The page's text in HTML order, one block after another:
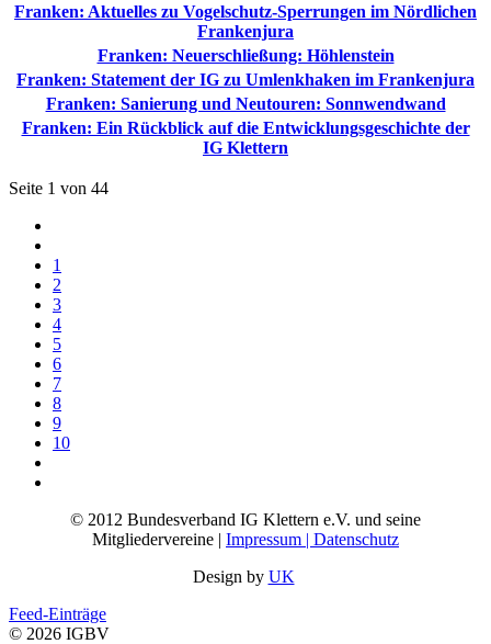
Franken: Aktuelles zu Vogelschutz-Sperrungen im Nördlichen
Frankenjura
Franken: Neuerschließung: Höhlenstein
Franken: Statement der IG zu Umlenkhaken im Frankenjura
Franken: Sanierung und Neutouren: Sonnwendwand
Franken: Ein Rückblick auf die Entwicklungsgeschichte der
IG Klettern
Seite 1 von 44
1
2
3
4
5
6
7
8
9
10
© 2012 Bundesverband IG Klettern e.V. und seine
Mitgliedervereine | Impressum | Datenschutz
Design by UK
Feed-Einträge
© 2026 IGBV